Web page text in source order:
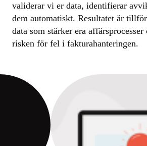
validerar vi er data, identifierar
dem automatiskt. Resultatet är
data som stärker era
risken för fel i fakturahanteringen.